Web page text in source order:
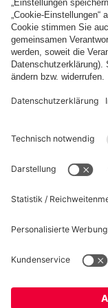
Kinder- und
Verträge